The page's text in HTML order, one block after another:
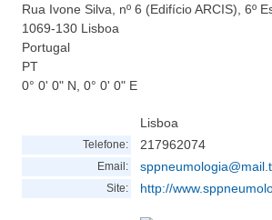
Rua Ivone Silva, nº 6 (Edifício ARCIS), 6º
1069-130 Lisboa
Portugal
PT
0° 0' 0" N, 0° 0' 0" E
Lisboa
Telefone: 217962074
Email:
Site: http://